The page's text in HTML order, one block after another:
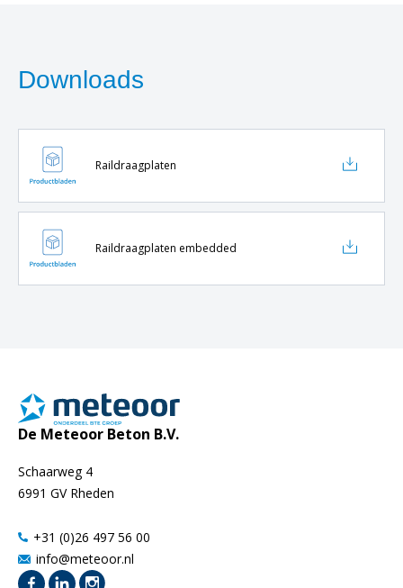
Downloads
Raildraagplaten
Raildraagplaten embedded
De Meteoor Beton B.V.
Schaarweg 4
6991 GV Rheden
+31 (0)26 497 56 00
info@meteoor.nl